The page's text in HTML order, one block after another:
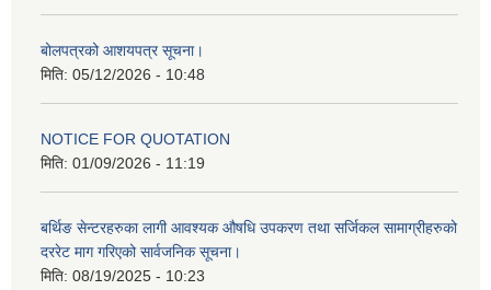
बोलपत्रको आशयपत्र सूचना।
मिति: 05/12/2026 - 10:48
NOTICE FOR QUOTATION
मिति: 01/09/2026 - 11:19
बर्थिङ सेन्टरहरुका लागी आवश्यक औषधि उपकरण तथा सर्जिकल सामाग्रीहरुको
दररेट माग गरिएको सार्वजनिक सूचना।
मिति: 08/19/2025 - 10:23